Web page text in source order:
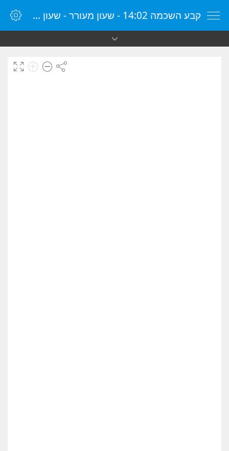
קבע השכמה 14:02 - שעון מעורר - שעון מעורר מקוון - שעון מעורר במחשב